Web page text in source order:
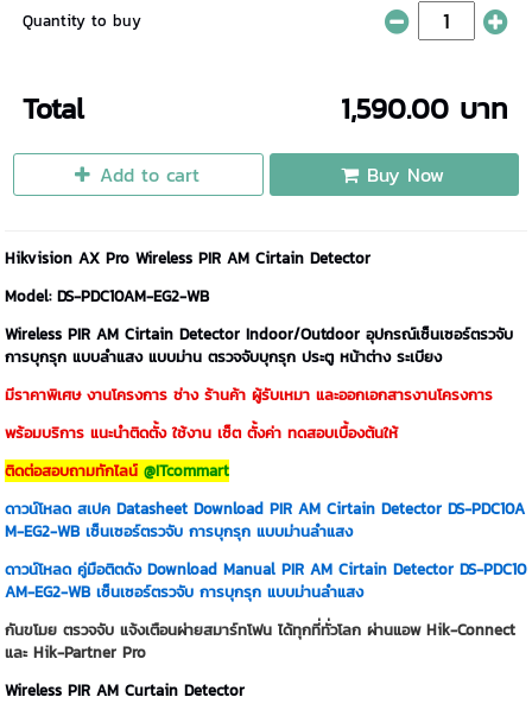
Quantity to buy
Total 1,590.00 บาท
Add to cart Buy Now
Hikvision AX Pro Wireless PIR AM Cirtain Detector
Model: DS-PDC10AM-EG2-WB
Wireless PIR AM Cirtain Detector Indoor/Outdoor อุปกรณ์เซ็นเซอร์ตรวจับ
การบุกรุก แบบลำแสง แบบม่าน ตรวจจับบุกรุก ประตู หน้าต่าง ระเบียง
มีราคาพิเศษ งานโครงการ ช่าง ร้านค้า ผู้รับเหมา และออกเอกสารงานโครงการ
พร้อมบริการ แนะนำติดตั้ง ใช้งาน เซ็ต ตั้งค่า ทดสอบเบื้องต้นให้
ติดต่อสอบถามทักไลน์ @ITcommart
ดาวน์โหลด สเปค Datasheet Download PIR AM Cirtain Detector DS-PDC10A
M-EG2-WB เซ็นเซอร์ตรวจับ การบุกรุก แบบม่านลำแสง
ดาวน์โหลด คู่มือติตดัง Download Manual PIR AM Cirtain Detector DS-PDC10
AM-EG2-WB เซ็นเซอร์ตรวจับ การบุกรุก แบบม่านลำแสง
กันขโมย ตรวจจับ แจ้งเตือนผ่ายสมาร์ทโฟน ได้ทุกที่ทั่วโลก ผ่านแอพ Hik-Connect
และ Hik-Partner Pro
Wireless PIR AM Curtain Detector